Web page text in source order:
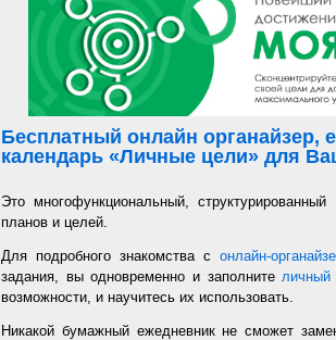
Бесплатный онлайн органайзер,
календарь «Личные цели» для
Это многофункциональный,
планов и целей.
Для подробного знакомства с онлайн-
задания, вы одновременно и заполнителичный
возможности, и научитесь их использовать.
Никакой бумажный ежедневник не сможет